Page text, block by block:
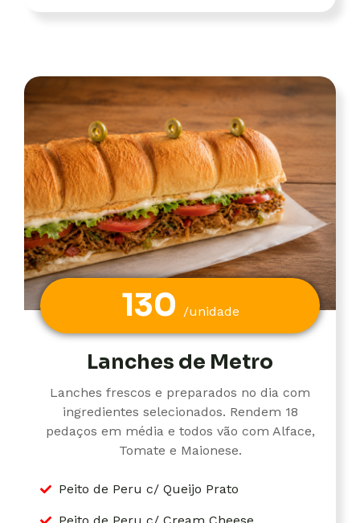
130 /unidade
Lanches de Metro
Lanches frescos e preparados no dia com
ingredientes selecionados. Rendem 18
pedaços em média e todos vão com Alface,
Tomate e Maionese.
Peito de Peru c/ Queijo Prato